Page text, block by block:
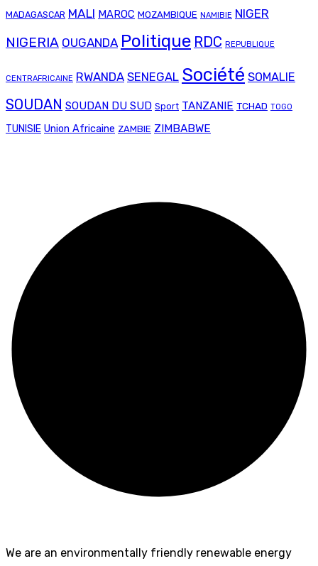
MADAGASCAR MALI MAROC MOZAMBIQUE NAMIBIE NIGER
NIGERIA OUGANDA Politique RDC REPUBLIQUE
CENTRAFRICAINE RWANDA SENEGAL Société SOMALIE
SOUDAN SOUDAN DU SUD Sport TANZANIE TCHAD TOGO
TUNISIE Union Africaine ZAMBIE ZIMBABWE
We are an environmentally friendly renewable energy